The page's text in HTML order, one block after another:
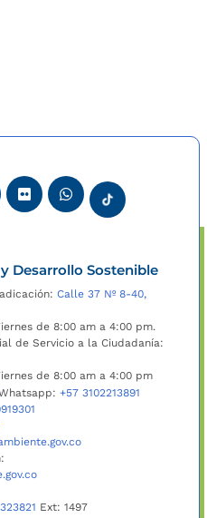
Desarrollo Sostenible
Calle 37 Nº 8-40,
de 8:00 am a 4:00 pm.
de Servicio a la Ciudadanía:
de 8:00 am a 4:00 pm
+57 3102213891
Ext: 1497